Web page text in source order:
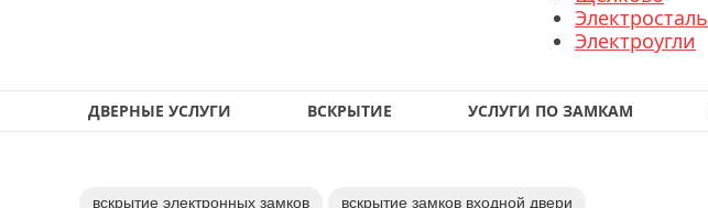
Электросталь
Электроугли
ДВЕРНЫЕ УСЛУГИ ВСКРЫТИЕ УСЛУГИ ПО ЗАМКАМ
вскрытие электронных замков
вскрытие замков входной двери